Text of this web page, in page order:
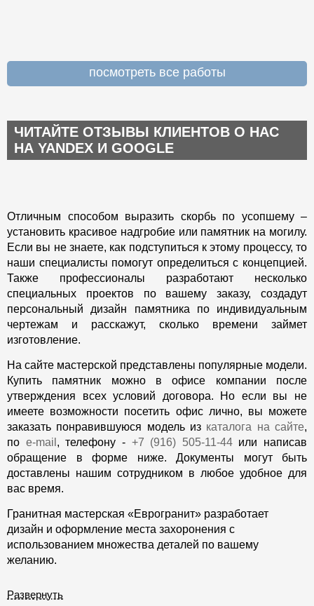
посмотреть все работы
ЧИТАЙТЕ ОТЗЫВЫ КЛИЕНТОВ О НАС
НА YANDEX И GOOGLE
Отличным способом выразить скорбь по усопшему –
установить красивое надгробие или памятник на могилу.
Если вы не знаете, как подступиться к этому процессу, то
наши специалисты помогут определиться с концепцией.
Также профессионалы разработают несколько
специальных проектов по вашему заказу, создадут
персональный дизайн памятника по индивидуальным
чертежам и расскажут, сколько времени займет
изготовление.
На сайте мастерской представлены популярные модели.
Купить памятник можно в офисе компании после
утверждения всех условий договора. Но если вы не
имеете возможности посетить офис лично, вы можете
заказать понравившуюся модель из каталога на сайте,
по e-mail , телефону - +7 (916) 505-11-44или написав
обращение в форме ниже. Документы могут быть
доставлены нашим сотрудником в любое удобное для
вас время.
Гранитная мастерская «Еврогранит» разработает
дизайн и оформление места захоронения с
использованием множества деталей по вашему
желанию.
Развернуть